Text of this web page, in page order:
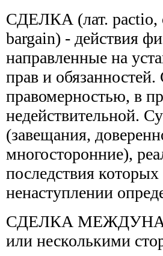
СДЕЛКА (лат. pactio,
bargain) - действия
направленные на
прав и
правомерностью, в
недействительной.
(завещания,
многосторонние),
последствия
ненаступлении
СДЕЛКА
или несколькими